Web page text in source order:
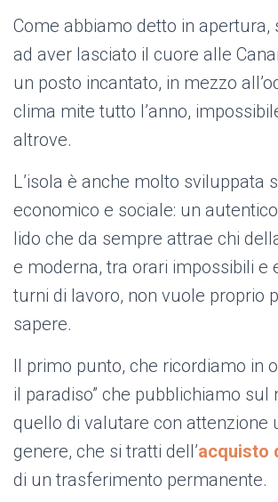
Come abbiamo detto in apertura,
ad aver lasciato il cuore alle
un posto incantato, in mezzo
clima mite tutto l’anno,
altrove.
L’isola è anche molto sviluppata
economico e sociale: un
lido che da sempre attrae chi
e moderna, tra orari impossibili e
turni di lavoro, non vuole proprio
sapere.
Il primo punto, che ricordiamo in
il paradiso” che pubblichiamo sul
quello di valutare con attenzione
genere, che si tratti dell’acquisto
di un trasferimento permanente.